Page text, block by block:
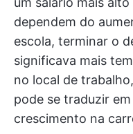
dependem do
escola, terminar o
significava mais
no local de
pode se traduzir
crescimento na